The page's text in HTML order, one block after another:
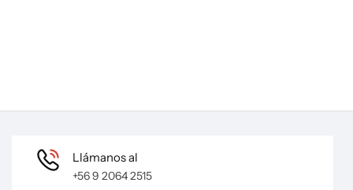
Llámanos al
+56 9 2064 2515